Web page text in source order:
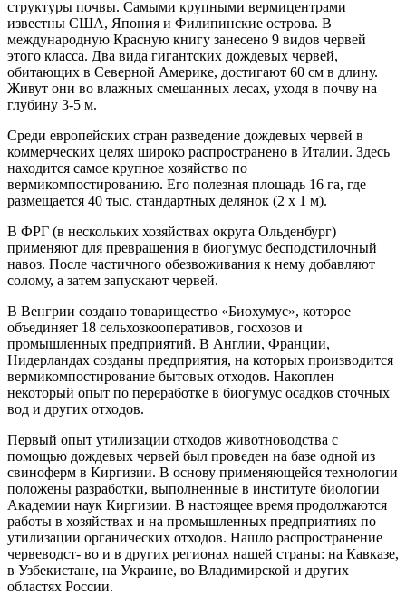
структуры почвы. Самыми крупными вермицентрами
известны США, Япония и Филипинские острова. В
международную Красную книгу занесено 9 видов червей
этого класса. Два вида гигантских дождевых червей,
обитающих в Северной Америке, достигают 60 см в длину.
Живут они во влажных смешанных лесах, уходя в почву на
глубину 3-5 м.
Среди европейских стран разведение дождевых червей в
коммерческих целях широко распространено в Италии. Здесь
находится самое крупное хозяйство по
вермикомпостированию. Его полезная площадь 16 га, где
размещается 40 тыс. стандартных делянок (2 х 1 м).
В ФРГ (в нескольких хозяйствах округа Ольденбург)
применяют для превращения в биогумус бесподстилочный
навоз. После частичного обезвоживания к нему добавляют
солому, а затем запускают червей.
В Венгрии создано товарищество «Биохумус», которое
объединяет 18 сельхозкооперативов, госхозов и
промышленных предприятий. В Англии, Франции,
Нидерландах созданы предприятия, на которых производится
вермикомпостирование бытовых отходов. Накоплен
некоторый опыт по переработке в биогумус осадков сточных
вод и других отходов.
Первый опыт утилизации отходов животноводства с
помощью дождевых червей был проведен на базе одной из
свиноферм в Киргизии. В основу применяющейся технологии
положены разработки, выполненные в институте биологии
Академии наук Киргизии. В настоящее время продолжаются
работы в хозяйствах и на промышленных предприятиях по
утилизации органических отходов. Нашло распространение
червеводст- во и в других регионах нашей страны: на Кавказе,
в Узбекистане, на Украине, во Владимирской и других
областях России.